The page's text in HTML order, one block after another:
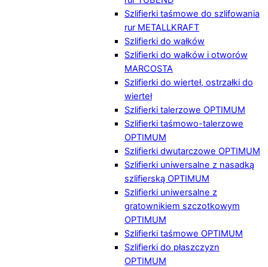
Szlifierki taśmowe do szlifowania
rur METALLKRAFT
Szlifierki do wałków
Szlifierki do wałków i otworów
MARCOSTA
Szlifierki do wierteł, ostrzałki do
wierteł
Szlifierki talerzowe OPTIMUM
Szlifierki taśmowo-talerzowe
OPTIMUM
Szlifierki dwutarczowe OPTIMUM
Szlifierki uniwersalne z nasadką
szlifierską OPTIMUM
Szlifierki uniwersalne z
gratownikiem szczotkowym
OPTIMUM
Szlifierki taśmowe OPTIMUM
Szlifierki do płaszczyzn
OPTIMUM